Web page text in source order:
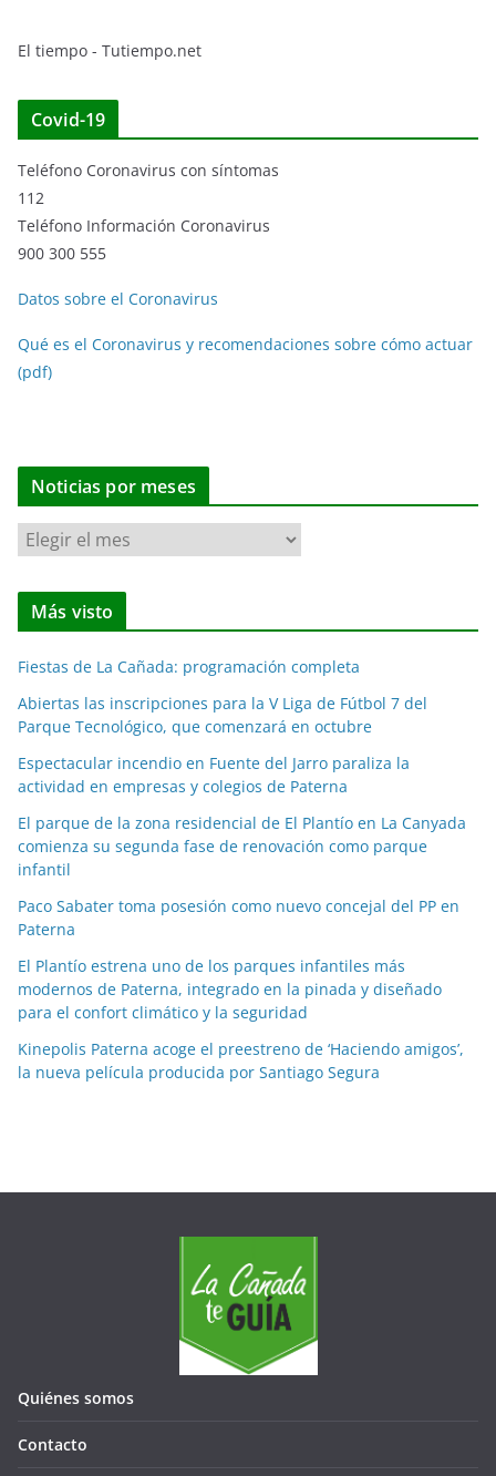
El tiempo - Tutiempo.net
Covid-19
Teléfono Coronavirus con síntomas
112
Teléfono Información Coronavirus
900 300 555
Datos sobre el Coronavirus
Qué es el Coronavirus y recomendaciones sobre cómo actuar
(pdf)
Noticias por meses
N
o
t
i
a
s
p
o
m
e
e
Más visto
Fiestas de La Cañada: programación completa
Abiertas las inscripciones para la V Liga de Fútbol 7 del
Parque Tecnológico, que comenzará en octubre
Espectacular incendio en Fuente del Jarro paraliza la
actividad en empresas y colegios de Paterna
El parque de la zona residencial de El Plantío en La Canyada
comienza su segunda fase de renovación como parque
infantil
Paco Sabater toma posesión como nuevo concejal del PP en
Paterna
El Plantío estrena uno de los parques infantiles más
modernos de Paterna, integrado en la pinada y diseñado
para el confort climático y la seguridad
Kinepolis Paterna acoge el preestreno de ‘Haciendo amigos’,
la nueva película producida por Santiago Segura
Quiénes somos
Contacto